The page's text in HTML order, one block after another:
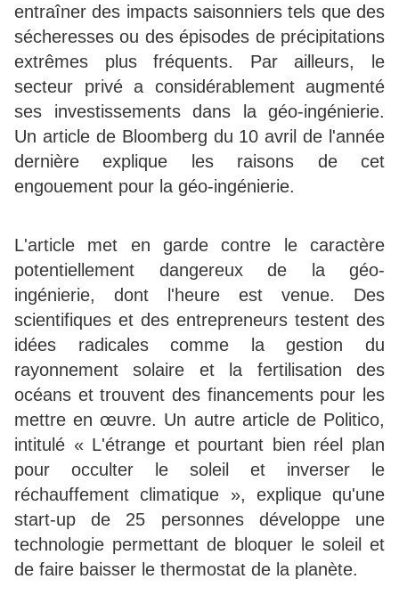
entraîner des impacts saisonniers tels que des
sécheresses ou des épisodes de précipitations
extrêmes plus fréquents. Par ailleurs, le
secteur privé a considérablement augmenté
ses investissements dans la géo-ingénierie.
Un article de Bloomberg du 10 avril de l'année
dernière explique les raisons de cet
engouement pour la géo-ingénierie.
L'article met en garde contre le caractère
potentiellement dangereux de la géo-
ingénierie, dont l'heure est venue. Des
scientifiques et des entrepreneurs testent des
idées radicales comme la gestion du
rayonnement solaire et la fertilisation des
océans et trouvent des financements pour les
mettre en œuvre. Un autre article de Politico,
intitulé « L'étrange et pourtant bien réel plan
pour occulter le soleil et inverser le
réchauffement climatique », explique qu'une
start-up de 25 personnes développe une
technologie permettant de bloquer le soleil et
de faire baisser le thermostat de la planète.